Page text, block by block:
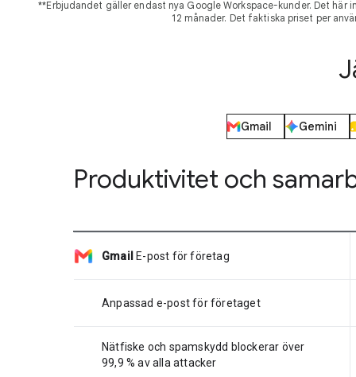
**Erbjudandet gäller endast nya Google Workspace-kunder. Det
12 månader. Det faktiska priset per
Gmail
Gemini
Produktivitet och
Gmail E-post för företag
Anpassad e-post för företaget
Nätfiske och spamskydd blockerar över
99,9 % av alla attacker